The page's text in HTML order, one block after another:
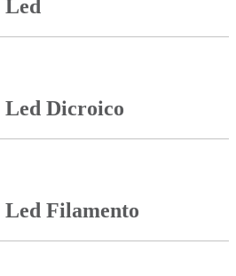
Dicroico
Filamento